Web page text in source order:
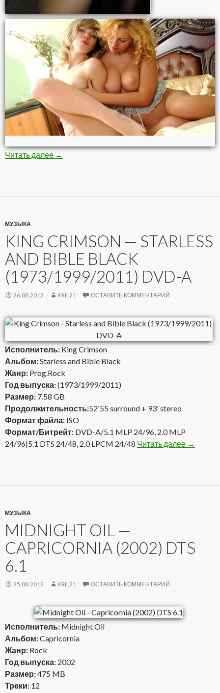
Читать далее Красивые и Сексуальные фото голых
→
МУЗЫКА
KING CRIMSON — STARLESS
AND BIBLE BLACK
(1973/1999/2011) DVD-A
26.08.2012 KRIL21 ОСТАВИТЬ КОММЕНТАРИЙ
Исполнитель: King Crimson
Альбом:Starless and Bible Black
Жанр: Prog.Rock
Год выпуска:(1973/1999/2011)
Размер: 7.58 GB
Продолжительность:52'55 surround + 93' stereo
Формат файла: ISO
Формат/Битрейт: DVD-A/5.1 MLP 24/96, 2.0 MLP
24/96|5.1 DTS 24/48, 2.0 LPCM 24/48 Читать далее King
→
МУЗЫКА
MIDNIGHT OIL —
CAPRICORNIA (2002) DTS
6.1
25.08.2012 KRIL21 ОСТАВИТЬ КОММЕНТАРИЙ
Исполнитель: Midnight Oil
Альбом:Capricornia
Жанр: Rock
Год выпуска: 2002
Размер:475 MB
Треки: 12